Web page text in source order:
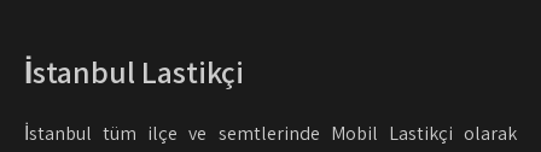
İstanbul Lastikçi
İstanbul tüm ilçe ve semtlerinde Mobil Lastikçi olarak